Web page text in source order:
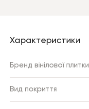
Характеристики
Бренд вінілової плитки
Вид покриття